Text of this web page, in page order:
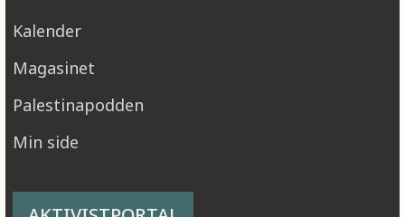
Kalender
Magasinet
Palestinapodden
Min side